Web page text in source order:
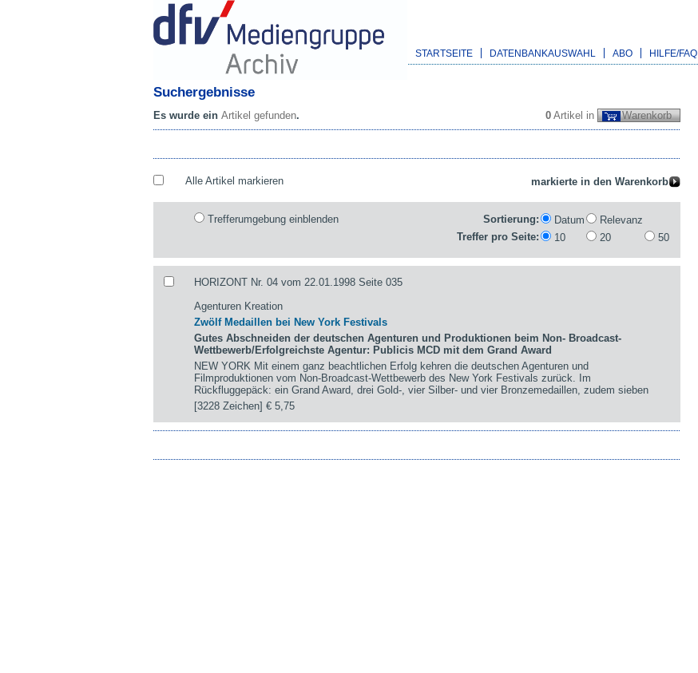
STARTSEITE DATENBANKAUSWAHL ABO HILFE/FAQ
Suchergebnisse
0 Artikel in Warenkorb
Es wurde ein Artikel gefunden.
Alle Artikel markieren
Trefferumgebung einblenden Sortierung: Datum
Relevanz
Treffer pro Seite:
10 20 50
HORIZONT Nr. 04 vom 22.01.1998 Seite 035
Agenturen Kreation
Zwölf Medaillen bei New York Festivals
Gutes Abschneiden der deutschen Agenturen und Produktionen beim Non- Broadcast-
Wettbewerb/Erfolgreichste Agentur: Publicis MCD mit dem Grand Award
NEW YORK Mit einem ganz beachtlichen Erfolg kehren die deutschen Agenturen und
Filmproduktionen vom Non-Broadcast-Wettbewerb des New York Festivals zurück. Im
Rückfluggepäck: ein Grand Award, drei Gold-, vier Silber- und vier Bronzemedaillen, zudem sieben
[3228 Zeichen]€ 5,75